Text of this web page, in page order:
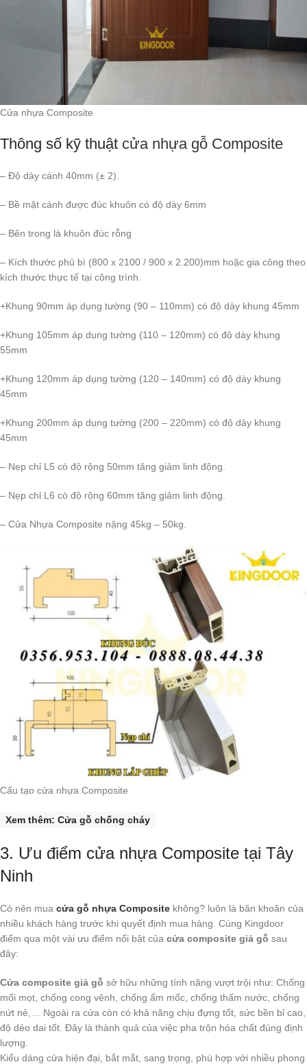
Cửa nhựa Composite
Thông số kỹ thuật cửa nhựa gỗ Composite
– Độ dày cánh 40mm (± 2).
– Bề mặt cánh được đúc khuôn có độ dày 6mm
– Bên trong là khuôn đúc rỗng
– Kích thước phủ bì (800 x 2100 / 900 x 2.200)mm hoặc gia công theo
kích thước thực tế tại công trình.
+Khung 90mm áp dụng tường (90 – 110mm) có độ dày khung 45mm
+Khung 105mm áp dụng tường (110 – 120mm) có độ dày khung
55mm
+Khung 120mm áp dụng tường (120 – 140mm) có độ dày khung
45mm
+Khung 200mm áp dụng tường (200 – 220mm) có độ dày khung
45mm
– Nẹp chỉ L5 có độ rộng 50mm tăng giảm linh động.
– Nẹp chỉ L6 có độ rộng 60mm tăng giảm linh động.
– Cửa Nhựa Composite nặng 45kg – 50kg.
Cấu tạo cửa nhựa Composite
Xem thêm: Cửa gỗ chống cháy
3. Ưu điểm cửa nhựa Composite tại Tây
Ninh
Có nên mua cửa gỗ nhựa Composite không? luôn là băn khoăn của
nhiều khách hàng trước khi quyết định mua hàng. Cùng Kingdoor
điểm qua một vài ưu điểm nổi bật của cửa composite giả gỗ sau
đây:
Cửa composite giả gỗ sở hữu những tính năng vượt trội như: Chống
mối mọt, chống cong vênh, chống ẩm mốc, chống thấm nước, chống
nứt nẻ,… Ngoài ra cửa còn có khả năng chịu đựng tốt, sức bền bỉ cao,
độ dẻo dai tốt. Đây là thành quả của việc pha trộn hóa chất đúng định
lượng.
Kiểu dáng cửa hiện đại, bắt mắt, sang trọng, phù hợp với nhiều phong